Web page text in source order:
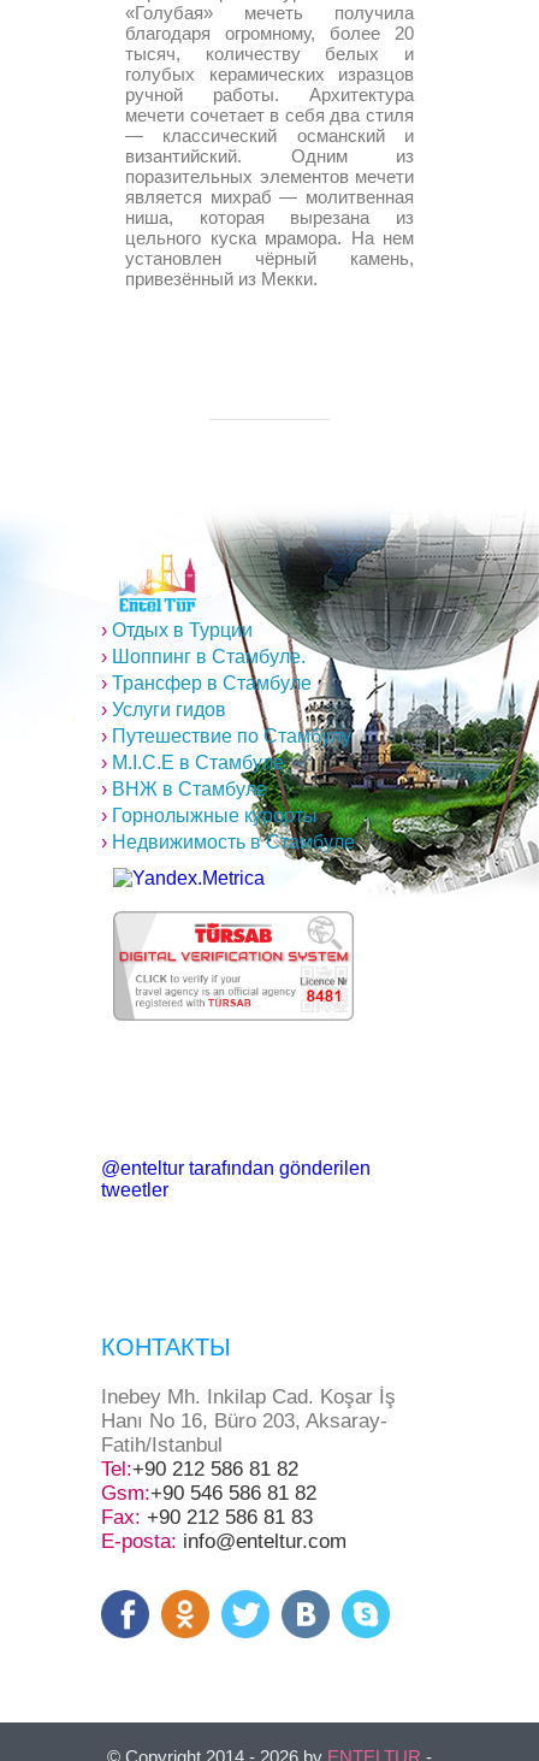
«Голубая» мечеть получила
благодаря огромному, более 20
тысяч, количеству белых и
голубых керамических изразцов
ручной работы. Архитектура
мечети сочетает в себя два стиля
— классический османский и
византийский. Одним из
поразительных элементов мечети
является михраб — молитвенная
ниша, которая вырезана из
цельного куска мрамора. На нем
установлен чёрный камень,
привезённый из Мекки.
› Отдых в Турции
› Шоппинг в Стамбуле.
› Трансфер в Стамбуле
› Услуги гидов
› Путешествие по Стамбулу
› M.I.C.E в Стамбуле
› ВНЖ в Стамбуле
› Горнолыжные курорты
› Недвижимость в Стамбуле
@enteltur tarafından gönderilen
tweetler
КОНТАКТЫ
Inebey Mh. Inkilap Cad. Koşar İş
Hanı No 16, Büro 203, Aksaray-
Fatih/Istanbul
Tel:+90 212 586 81 82
Gsm:+90 546 586 81 82
Fax: +90 212 586 81 83
E-posta: info@enteltur.com
© Copyright 2014 - 2026 by ENTELTUR -